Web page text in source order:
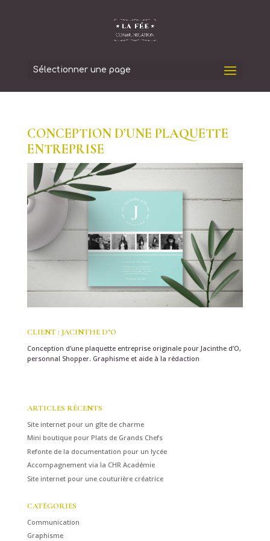
Sélectionner une page
CONCEPTION D’UNE PLAQUETTE
ENTREPRISE
CLIENT : JACINTHE D’O
Conception d’une plaquette entreprise originale pour Jacinthe d’O,
personnal Shopper. Graphisme et aide à la rédaction
ARTICLES RÉCENTS
Site internet pour un gîte de charme
Mini boutique pour Plats de Grands Chefs
Refonte de la documentation pour un lycée
Accompagnement via la CHR Académie
Site internet pour une couturière créatrice
CATÉGORIES
Communication
Graphisme